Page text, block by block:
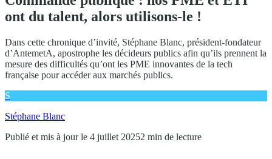
ont du talent, alors utilisons-le !
Dans cette chronique d’invité, Stéphane Blanc, président-fondateur
d’AntemetA, apostrophe les décideurs publics afin qu’ils prennent la
mesure des difficultés qu’ont les PME innovantes de la tech
française pour accéder aux marchés publics.
S
Stéphane Blanc
Publié et mis à jour le 4 juillet 20252 min de lecture